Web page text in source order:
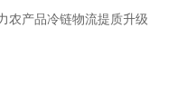
农产品冷链物流提质升级